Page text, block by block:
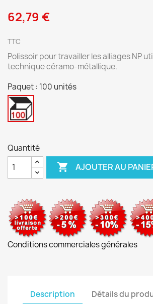
62,79 €
TTC
Polissoir pour travailler les alliages NP
technique céramo-métallique.
Paquet : 100 unités
100
Quantité
 AJOUTER AU
Conditions commerciales générales
Description Détails du